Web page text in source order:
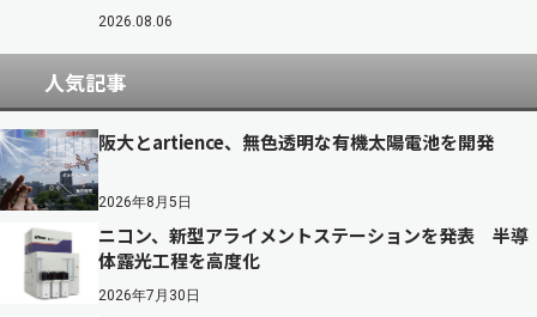
2026.08.06
人気記事
阪大とartience、無色透明な有機太陽電池を開発
2026年8月5日
ニコン、新型アライメントステーションを発表 半導
体露光工程を高度化
2026年7月30日